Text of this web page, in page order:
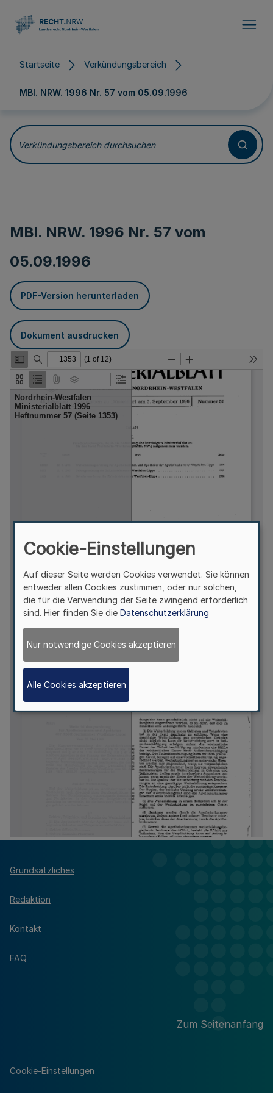
Startseite Verkündungsbereich
MBl. NRW. 1996 Nr. 57 vom 05.09.1996
Verkündungsbereich durchsuchen
MBl. NRW. 1996 Nr. 57 vom
05.09.1996
PDF-Version herunterladen
Dokument ausdrucken
Grundsätzliches
Redaktion
Kontakt
FAQ
Zum Seitenanfang
Cookie-Einstellungen
Cookie-Einstellungen
Auf dieser Seite werden Cookies verwendet. Sie können
entweder allen Cookies zustimmen, oder nur solchen,
die für die Verwendung der Seite zwingend erforderlich
sind. Hier finden Sie die Datenschutzerklärung
Nur notwendige Cookies akzeptieren
Alle Cookies akzeptieren